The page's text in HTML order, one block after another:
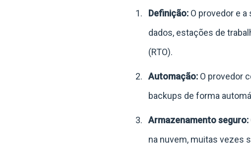
Definição: O provedor e
dados, estações de
(RTO).
Automação: O provedor
backups de forma
Armazenamento seguro:
na nuvem, muitas vezes